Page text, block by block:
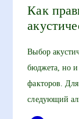
Как
Выбор
бюджета, но
факторов.
следующий